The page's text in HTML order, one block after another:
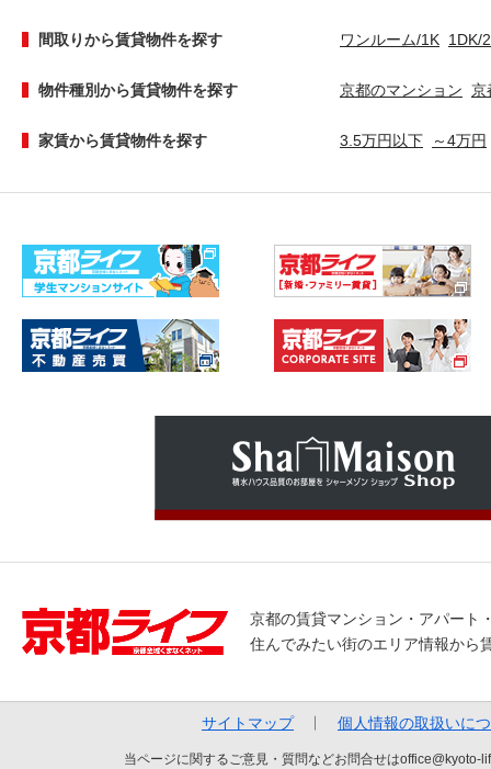
間取りから賃貸物件を探す ワンルーム/1K 1DK/
物件種別から賃貸物件を探す 京都のマンション 京
家賃から賃貸物件を探す 3.5万円以下 ～4万円
京都の賃貸マンション・アパート
住んでみたい街のエリア情報から
サイトマップ 個人情報の取扱いに
当ページに関するご意見・質問などお問合せは